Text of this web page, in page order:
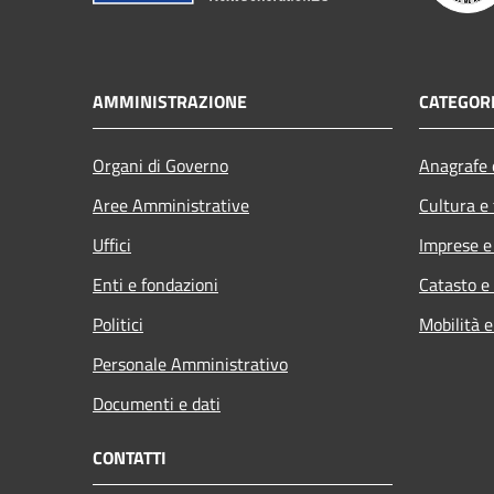
AMMINISTRAZIONE
Organi di Governo
Aree Amministrative
Uffici
Enti e fondazioni
Politici
Personale Amministrativo
Documenti e dati
Cultura
Imprese
Catasto
Mobilità
CONTATTI